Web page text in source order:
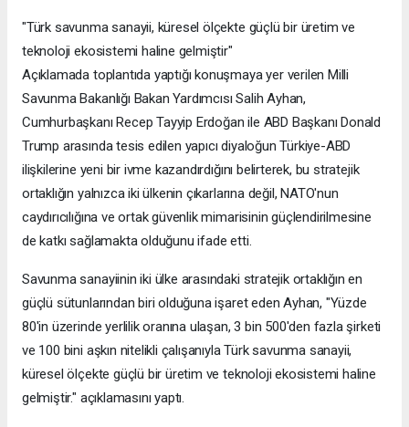
"Türk savunma sanayii, küresel ölçekte güçlü bir üretim ve
teknoloji ekosistemi haline gelmiştir"
Açıklamada toplantıda yaptığı konuşmaya yer verilen Milli
Savunma Bakanlığı Bakan Yardımcısı Salih Ayhan,
Cumhurbaşkanı Recep Tayyip Erdoğan ile ABD Başkanı Donald
Trump arasında tesis edilen yapıcı diyaloğun Türkiye-ABD
ilişkilerine yeni bir ivme kazandırdığını belirterek, bu stratejik
ortaklığın yalnızca iki ülkenin çıkarlarına değil, NATO'nun
caydırıcılığına ve ortak güvenlik mimarisinin güçlendirilmesine
de katkı sağlamakta olduğunu ifade etti.
Savunma sanayiinin iki ülke arasındaki stratejik ortaklığın en
güçlü sütunlarından biri olduğuna işaret eden Ayhan, "Yüzde
80'in üzerinde yerlilik oranına ulaşan, 3 bin 500'den fazla şirketi
ve 100 bini aşkın nitelikli çalışanıyla Türk savunma sanayii,
küresel ölçekte güçlü bir üretim ve teknoloji ekosistemi haline
gelmiştir." açıklamasını yaptı.